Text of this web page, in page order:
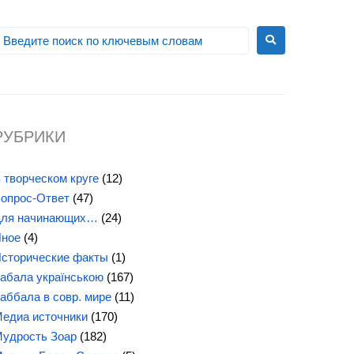
творческом круге (12)
Ответ (47)
начинающих… (24)
(4)
факты (1)
українською (167)
в совр. мире (11)
источники (170)
Зоар (182)